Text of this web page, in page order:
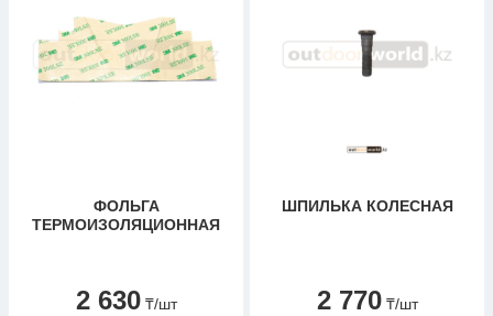
ФОЛЬГА
ТЕРМОИЗОЛЯЦИОННАЯ
2 630 ₸/шт
ШПИЛЬКА КОЛЕСНАЯ
2 770 ₸/шт